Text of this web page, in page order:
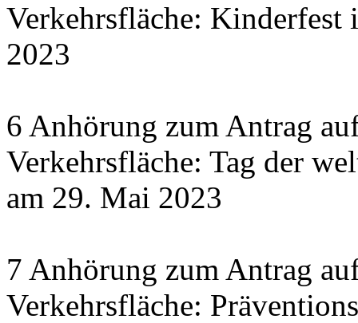
Verkehrsfläche:
2023
6 Anhörung zum Antrag
Verkehrsfläche: Tag der
am 29. Mai 2023
7 Anhörung zum Antrag
Verkehrsfläche: